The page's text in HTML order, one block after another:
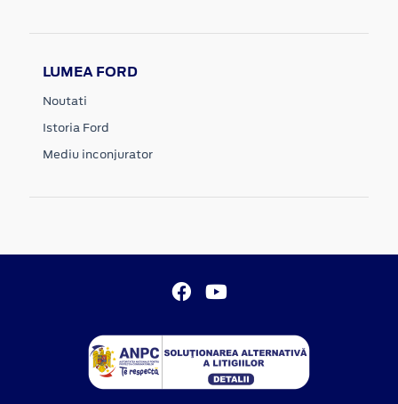
LUMEA FORD
Noutati
Istoria Ford
Mediu inconjurator